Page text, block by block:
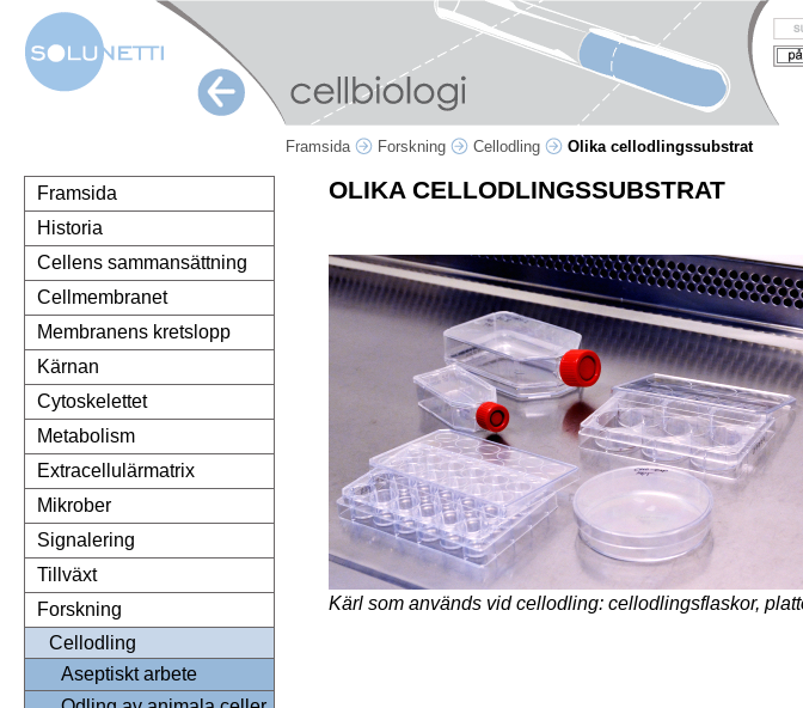
Framsida Forskning Cellodling Olika cellodlingssubstrat
Framsida
Historia
Cellens sammansättning
Cellmembranet
Membranens kretslopp
Kärnan
Cytoskelettet
Metabolism
Extracellulärmatrix
Mikrober
Signalering
Tillväxt
Forskning
Cellodling
Aseptiskt arbete
OLIKA CELLODLINGSSUBSTRAT
Kärl som används vid cellodling: cellodlingsflaskor,